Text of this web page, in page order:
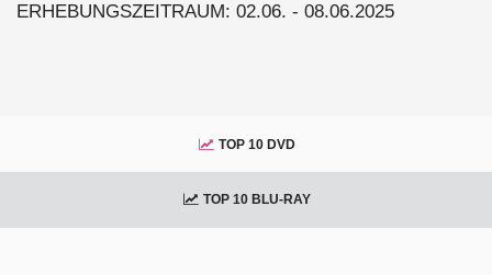
ERHEBUNGSZEITRAUM: 02.06. - 08.06.2025
TOP 10 DVD
TOP 10 BLU-RAY